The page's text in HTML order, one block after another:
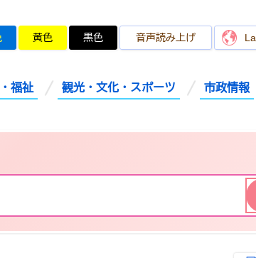
黄色 黒色 音声読み上げ
福祉 観光・文化・スポーツ 市政情報